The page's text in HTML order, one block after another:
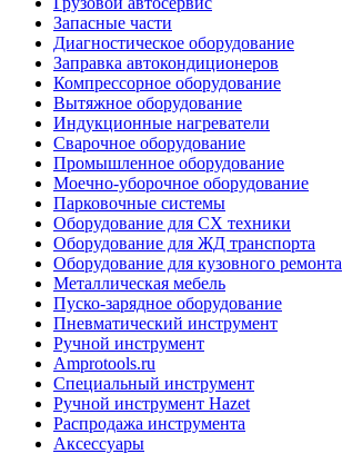
Запасные части
Диагностическое оборудование
Заправка автокондиционеров
Компрессорное оборудование
Вытяжное оборудование
Индукционные нагреватели
Сварочное оборудование
Промышленное оборудование
Моечно-уборочное оборудование
Парковочные системы
Оборудование для СХ техники
Оборудование для ЖД транспорта
Оборудование для кузовного ремонта
Металлическая мебель
Пуско-зарядное оборудование
Пневматический инструмент
Ручной инструмент
Amprotools.ru
Специальный инструмент
Ручной инструмент Hazet
Распродажа инструмента
Аксессуары